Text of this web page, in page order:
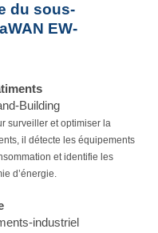
du sous-
EW-
surveiller et optimiser la
, il détecte les équipements
et identifie les
d’énergie.